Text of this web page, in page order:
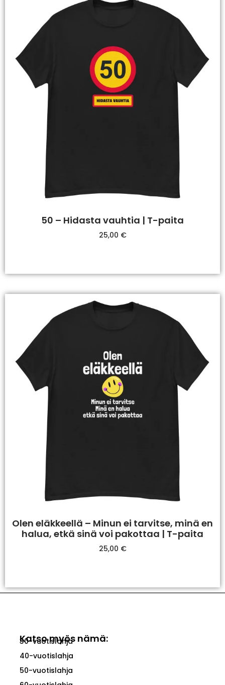
50 – Hidasta vauhtia | T-paita
25,00 €
Olen eläkkeellä – Minun ei tarvitse, minä en
halua, etkä sinä voi pakottaa | T-paita
25,00 €
Katso myös nämä:
30-vuotislahja
40-vuotislahja
50-vuotislahja